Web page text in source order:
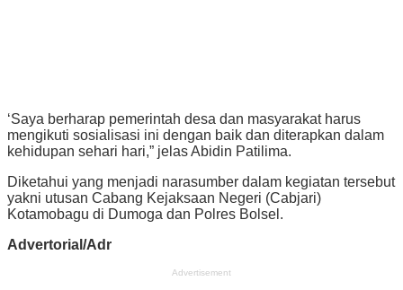
‘Saya berharap pemerintah desa dan masyarakat harus
mengikuti sosialisasi ini dengan baik dan diterapkan dalam
kehidupan sehari hari,” jelas Abidin Patilima.
Diketahui yang menjadi narasumber dalam kegiatan tersebut
yakni utusan Cabang Kejaksaan Negeri (Cabjari)
Kotamobagu di Dumoga dan Polres Bolsel.
Advertorial/Adr
Advertisement